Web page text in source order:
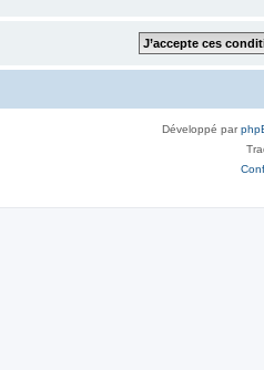
Développé par